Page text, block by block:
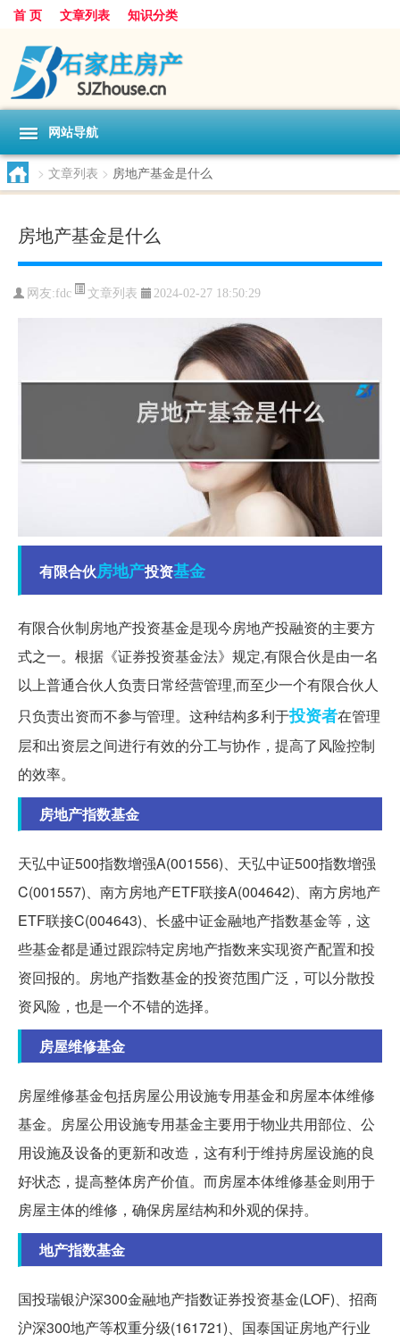
首 页 文章列表 知识分类
网站导航
> 文章列表 > 房地产基金是什么
房地产基金是什么
网友:fdc 文章列表 2024-02-27 18:50:29
有限合伙房地产投资基金
有限合伙制房地产投资基金是现今房地产投融资的主要方
式之一。根据《证券投资基金法》规定,有限合伙是由一名
以上普通合伙人负责日常经营管理,而至少一个有限合伙人
只负责出资而不参与管理。这种结构多利于投资者在管理
层和出资层之间进行有效的分工与协作，提高了风险控制
的效率。
房地产指数基金
天弘中证500指数增强A(001556)、天弘中证500指数增强
C(001557)、南方房地产ETF联接A(004642)、南方房地产
ETF联接C(004643)、长盛中证金融地产指数基金等，这
些基金都是通过跟踪特定房地产指数来实现资产配置和投
资回报的。房地产指数基金的投资范围广泛，可以分散投
资风险，也是一个不错的选择。
房屋维修基金
房屋维修基金包括房屋公用设施专用基金和房屋本体维修
基金。房屋公用设施专用基金主要用于物业共用部位、公
用设施及设备的更新和改造，这有利于维持房屋设施的良
好状态，提高整体房产价值。而房屋本体维修基金则用于
房屋主体的维修，确保房屋结构和外观的保持。
地产指数基金
国投瑞银沪深300金融地产指数证券投资基金(LOF)、招商
沪深300地产等权重分级(161721)、国泰国证房地产行业